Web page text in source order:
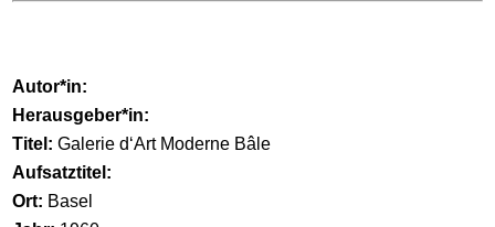
Autor*in:
Herausgeber*in:
Titel: Galerie d‘Art Moderne Bâle
Aufsatztitel:
Ort: Basel